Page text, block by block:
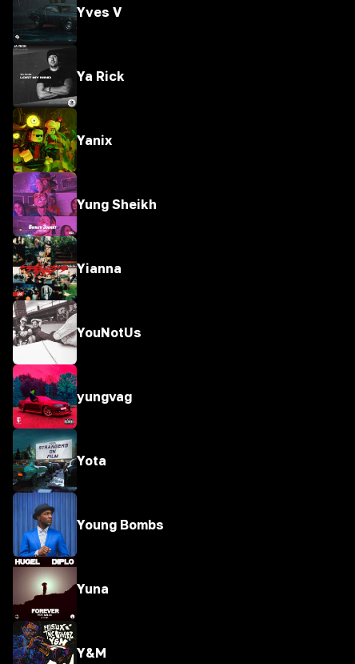
Yves V
Ya Rick
Yanix
Yung Sheikh
Yianna
YouNotUs
yungvag
Yota
Young Bombs
Yuna
Y&M